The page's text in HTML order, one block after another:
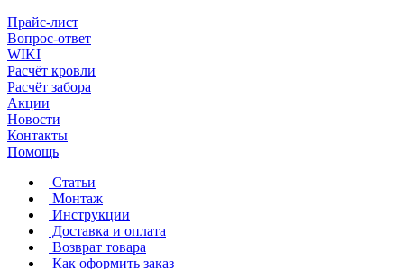
Прайс-лист
Вопрос-ответ
WIKI
Расчёт кровли
Расчёт забора
Акции
Новости
Контакты
Помощь
Статьи
Монтаж
Инструкции
Доставка и оплата
Возврат товара
Как оформить заказ